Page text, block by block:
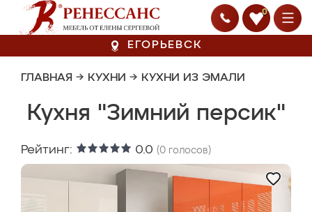
0
ЕГОРЬЕВСК
ГЛАВНАЯ → КУХНИ → КУХНИ ИЗ ЭМАЛИ
Кухня "Зимний персик"
Рейтинг: 0.0 (0 голосов)